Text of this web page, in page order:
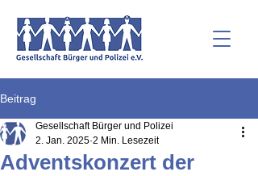
Beitrag
Adventskonzert der
Gesellschaft Bürger und Polizei
2. Jan. 2025 2 Min. Lesezeit